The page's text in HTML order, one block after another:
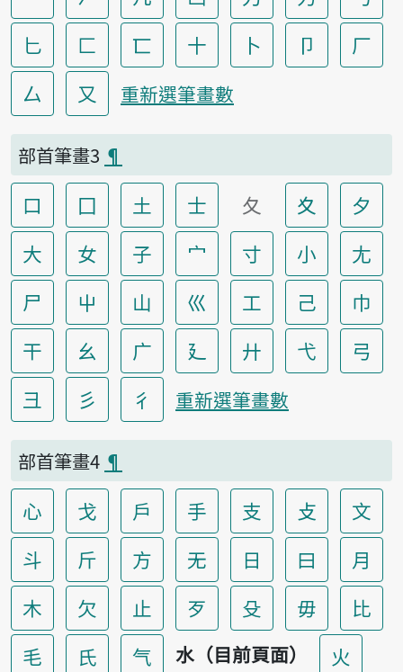
匕
匚 匸 十 卜 卩
厂
厶
又 重新選筆畫數
部首筆畫3 ¶
口 囗 土 士 夂 夊
夕
大
女 子 宀 寸 小
尢
尸
屮 山 巛 工 己
巾
干
幺 广 廴 廾 弋
弓
彐
彡 彳 重新選筆畫數
部首筆畫4 ¶
心 戈 戶 手 支 攴
文
斗
斤 方 无 日 曰
月
木
欠 止 歹 殳 毋
比
毛
氏 气 水（目前頁面）
火